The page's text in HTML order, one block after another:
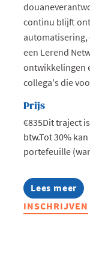
continu blijft
een Lerend
ontwikkelingen
collega's die
Prijs
€835Dit traject
btw.Tot 30%
portefeuille
Lees meer
about
Lerend
Netwerk
INSCHRIJVEN